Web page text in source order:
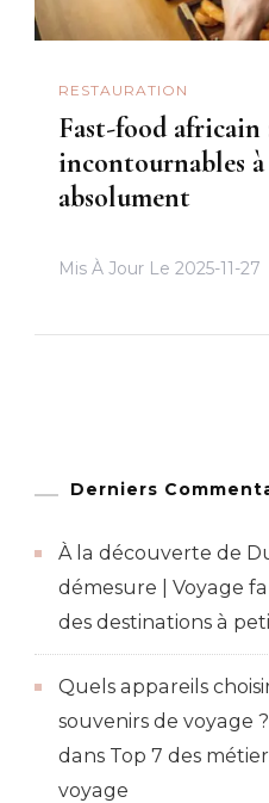
RESTAURATION
Fast-food africain
incontournables
absolument
Mis À Jour Le 2025-11-27
Derniers
À la découverte de
démesure | Voyage
des destinations à
Quels appareils
souvenirs de voyage
dans Top 7 des
voyage